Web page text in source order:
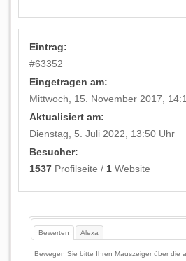
Eintrag:
#63352
Eingetragen am:
Mittwoch, 15. November 2017,
Aktualisiert am:
Dienstag, 5. Juli 2022, 13:50 Uhr
Besucher:
1537 Profilseite / 1 Website
Bewerten Alexa
Bewegen Sie bitte Ihren Mauszeiger über die